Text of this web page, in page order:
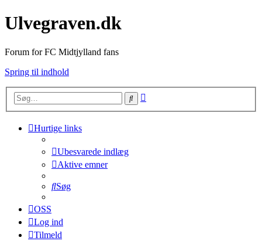
Ulvegraven.dk
Forum for FC Midtjylland fans
Spring til indhold
Søg
Hurtige links
Ubesvarede indlæg
Aktive emner
Søg
OSS
Log ind
Tilmeld